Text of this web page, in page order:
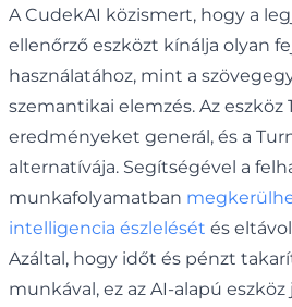
A CudekAI közismert, hogy a
ellenőrző eszközt kínálja olyan
használatához, mint a
szemantikai elemzés. Az eszköz
eredményeket generál, és a
alternatívája. Segítségével a
munkafolyamatban
intelligencia észlelését és
Azáltal, hogy időt és pénzt
munkával, ez az AI-alapú